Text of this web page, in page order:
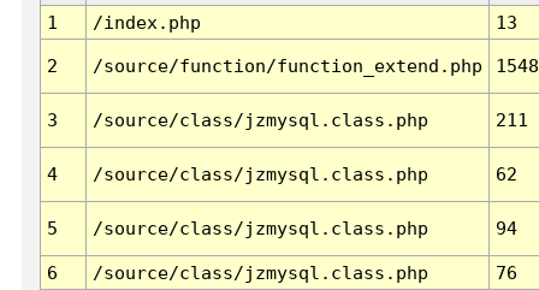
1
/index.php 13
2 /source/function/function_extend.php 1548
3 /source/class/jzmysql.class.php 211
4 /source/class/jzmysql.class.php 62
5 /source/class/jzmysql.class.php 94
6 /source/class/jzmysql.class.php 76